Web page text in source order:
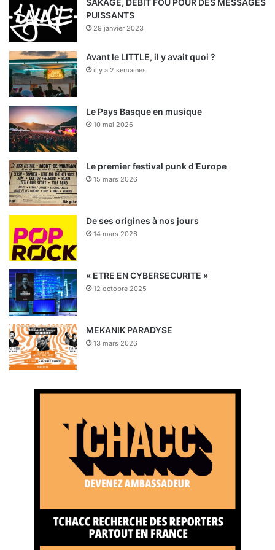
n
m
PUISSANTS
29 janvier 2023
Avant le LITTLE, il y avait quoi ?
il y a 2 semaines
Le Pays Basque en musique
10 mai 2026
Le premier festival punk d’Europe
15 mars 2026
De ses origines à nos jours
14 mars 2026
« ETRE EN CYBERSECURITE »
12 octobre 2025
MEKANIK PARADYSE
13 mars 2026